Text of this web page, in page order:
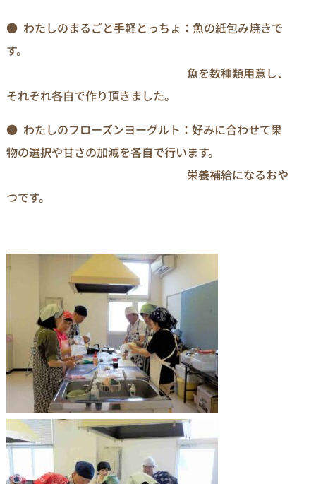
● わたしのまるごと手軽とっちょ：魚の紙包み焼きで
す。
魚を数種類用意し、
それぞれ各自で作り頂きました。
● わたしのフローズンヨーグルト：好みに合わせて果
物の選択や甘さの加減を各自で行います。
栄養補給になるおや
つです。